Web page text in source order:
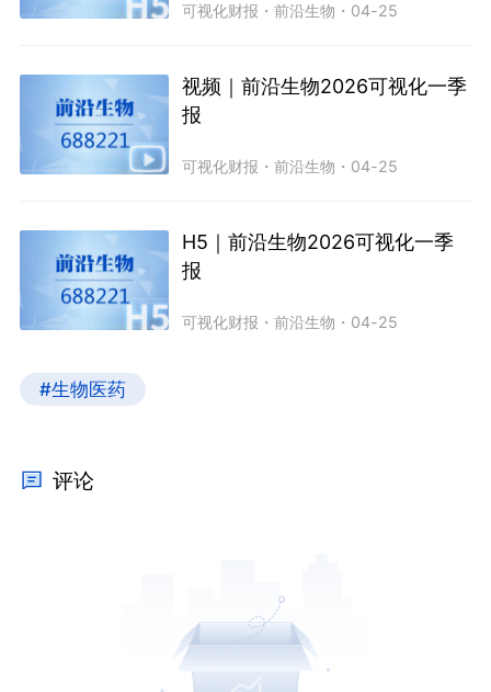
可视化财报 ・前沿生物 ・ 04-25
视频｜前沿生物2026可视化一季
报
可视化财报 ・前沿生物 ・ 04-25
H5｜前沿生物2026可视化一季
报
可视化财报 ・前沿生物 ・ 04-25
#生物医药
评论